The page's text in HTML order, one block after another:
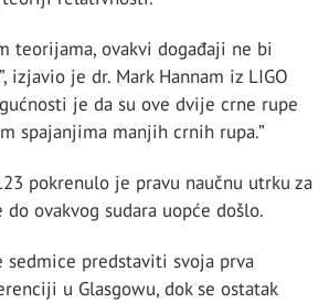
teorijama, ovakvi događaji ne bi
izjavio je dr. Mark Hannam iz LIGO
je da su ove dvije crne rupe
spajanjima manjih crnih rupa.”
pokrenulo je pravu naučnu utrku za
ovakvog sudara uopće došlo.
sedmice predstaviti svoja prva
u Glasgowu, dok se ostatak